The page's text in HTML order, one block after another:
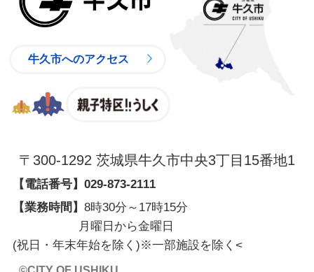
牛久市へのアクセス
〒300-1292 茨城県牛久市中央3丁目15番地1
【電話番号】 029-873-2111
【業務時間】 8時30分～17時15分
月曜日から金曜日
(祝日・年末年始を除く)※一部施設を除く <